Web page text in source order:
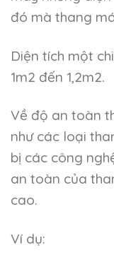
đó mà thang
Diện tích một
1m2 đến 1,2m2.
Về độ an toàn
như các loại
bị các công
an toàn của
cao.
Ví dụ: